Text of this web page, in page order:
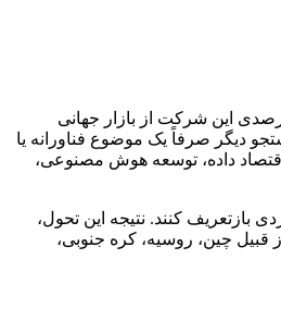
مهر؛ در دو دهه گذشته، ابزار جستجوی اینترنتی شرکت گوگل به یکی از مهم‌ترین دروازه‌های دسترسی بشر به اطلاعات تبدیل شد. سهم نزدیک به ۹۰ درصدی این شرکت از بازار جهانی
دیگر صرفاً یک موضوع فناورانه یا
داده، توسعه هوش مصنوعی،
کنند. نتیجه این تحول،
چین، روسیه، کره جنوبی،